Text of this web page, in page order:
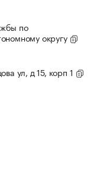
по
округу
ул, д 15, корп 1